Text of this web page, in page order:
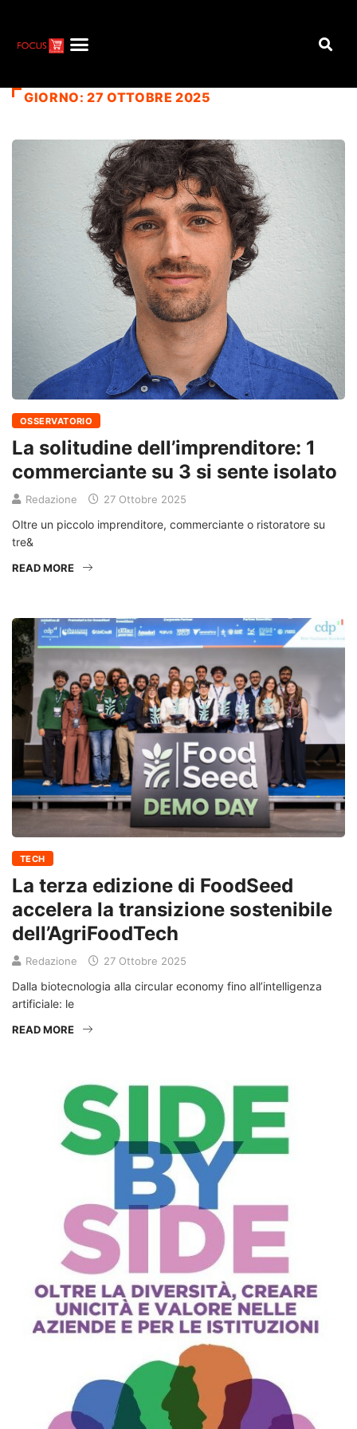
GIORNO:27 OTTOBRE 2025
OSSERVATORIO
La solitudine dell’imprenditore: 1
commerciante su 3 si sente isolato
Redazione 27 Ottobre 2025
Oltre un piccolo imprenditore, commerciante o ristoratore su
tre&
READ MORE
TECH
La terza edizione di FoodSeed
accelera la transizione sostenibile
dell’AgriFoodTech
Redazione 27 Ottobre 2025
Dalla biotecnologia alla circular economy fino all’intelligenza
artificiale: le
READ MORE